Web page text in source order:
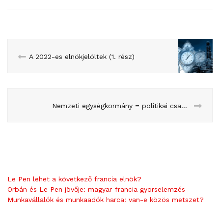
A 2022-es elnökjelöltek (1. rész)
Nemzeti egységkormány = politikai csapda?
Le Pen lehet a következő francia elnök?
Orbán és Le Pen jövője: magyar-francia gyorselemzés
Munkavállalók és munkaadók harca: van-e közös metszet?